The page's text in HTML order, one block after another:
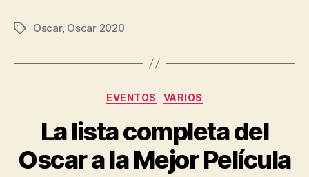
Etiquetas
Oscar, Oscar 2020
Categorías
EVENTOS VARIOS
La lista completa del
Oscar a la Mejor Película